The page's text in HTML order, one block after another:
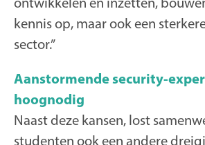
kennis op, maar ook een
sector.”
Aanstormende security-
hoognodig
Naast deze kansen, lost
studenten ook een andere